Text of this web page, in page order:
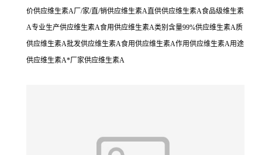
价供应维生素A厂/家/直/销供应维生素A直供供应维生素A食品级维生素
A专业生产供应维生素A食用供应维生素A类别含量99%供应维生素A质
供应维生素A批发供应维生素A食用供应维生素A作用供应维生素A用途
供应维生素A*厂家供应维生素A